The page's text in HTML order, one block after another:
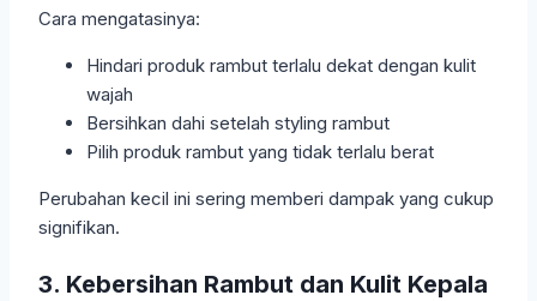
Cara mengatasinya:
Hindari produk rambut terlalu dekat dengan kulit
wajah
Bersihkan dahi setelah styling rambut
Pilih produk rambut yang tidak terlalu berat
Perubahan kecil ini sering memberi dampak yang cukup
signifikan.
3. Kebersihan Rambut dan Kulit Kepala